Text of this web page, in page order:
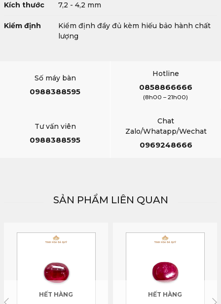
Kích thước 7,2 - 4,2 mm
Kiểm định
Kiểm định đầy đủ kèm hiếu bảo hành chất
lượng
Số máy bàn
0988388595
Hotline
0858866666
(8h00 – 21h00)
Tư vấn viên
0988388595
Chat
Zalo/Whatapp/Wechat
0969248666
SẢN PHẨM LIÊN QUAN
HẾT HÀNG HẾT HÀNG